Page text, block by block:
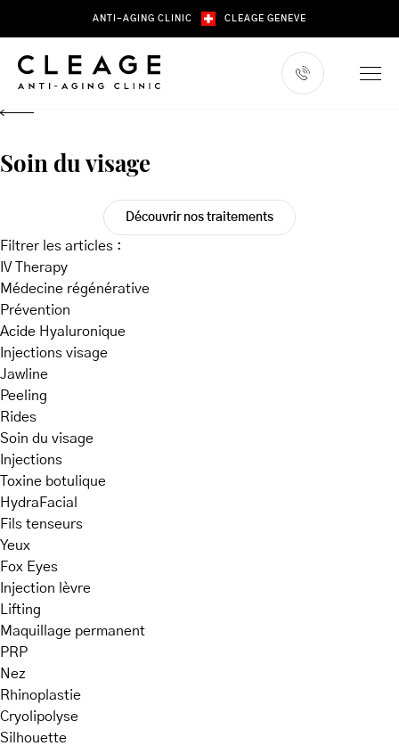
content
ANTI-AGING CLINIC CLEAGE GENEVE
Soin du visage
Découvrir nos traitements
Filtrer les articles :
IV Therapy
Médecine régénérative
Prévention
Acide Hyaluronique
Injections visage
Jawline
Peeling
Rides
Soin du visage
Injections
Toxine botulique
HydraFacial
Fils tenseurs
Yeux
Fox Eyes
Injection lèvre
Lifting
Maquillage permanent
PRP
Nez
Rhinoplastie
Cryolipolyse
Silhouette